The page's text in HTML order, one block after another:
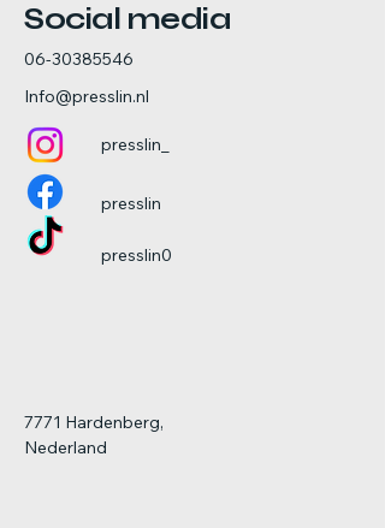
Social media
06-30385546
Info@presslin.nl
presslin_
presslin
presslin0
7771 Hardenberg,
Nederland